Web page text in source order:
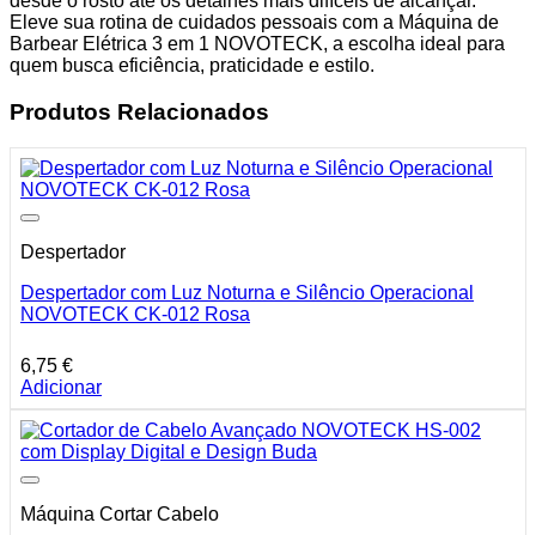
Eleve sua rotina de cuidados pessoais com a Máquina de
Barbear Elétrica 3 em 1 NOVOTECK, a escolha ideal para
quem busca eficiência, praticidade e estilo.
Produtos Relacionados
Despertador
Despertador com Luz Noturna e Silêncio Operacional
NOVOTECK CK-012 Rosa
6,75 €
Adicionar
Máquina Cortar Cabelo